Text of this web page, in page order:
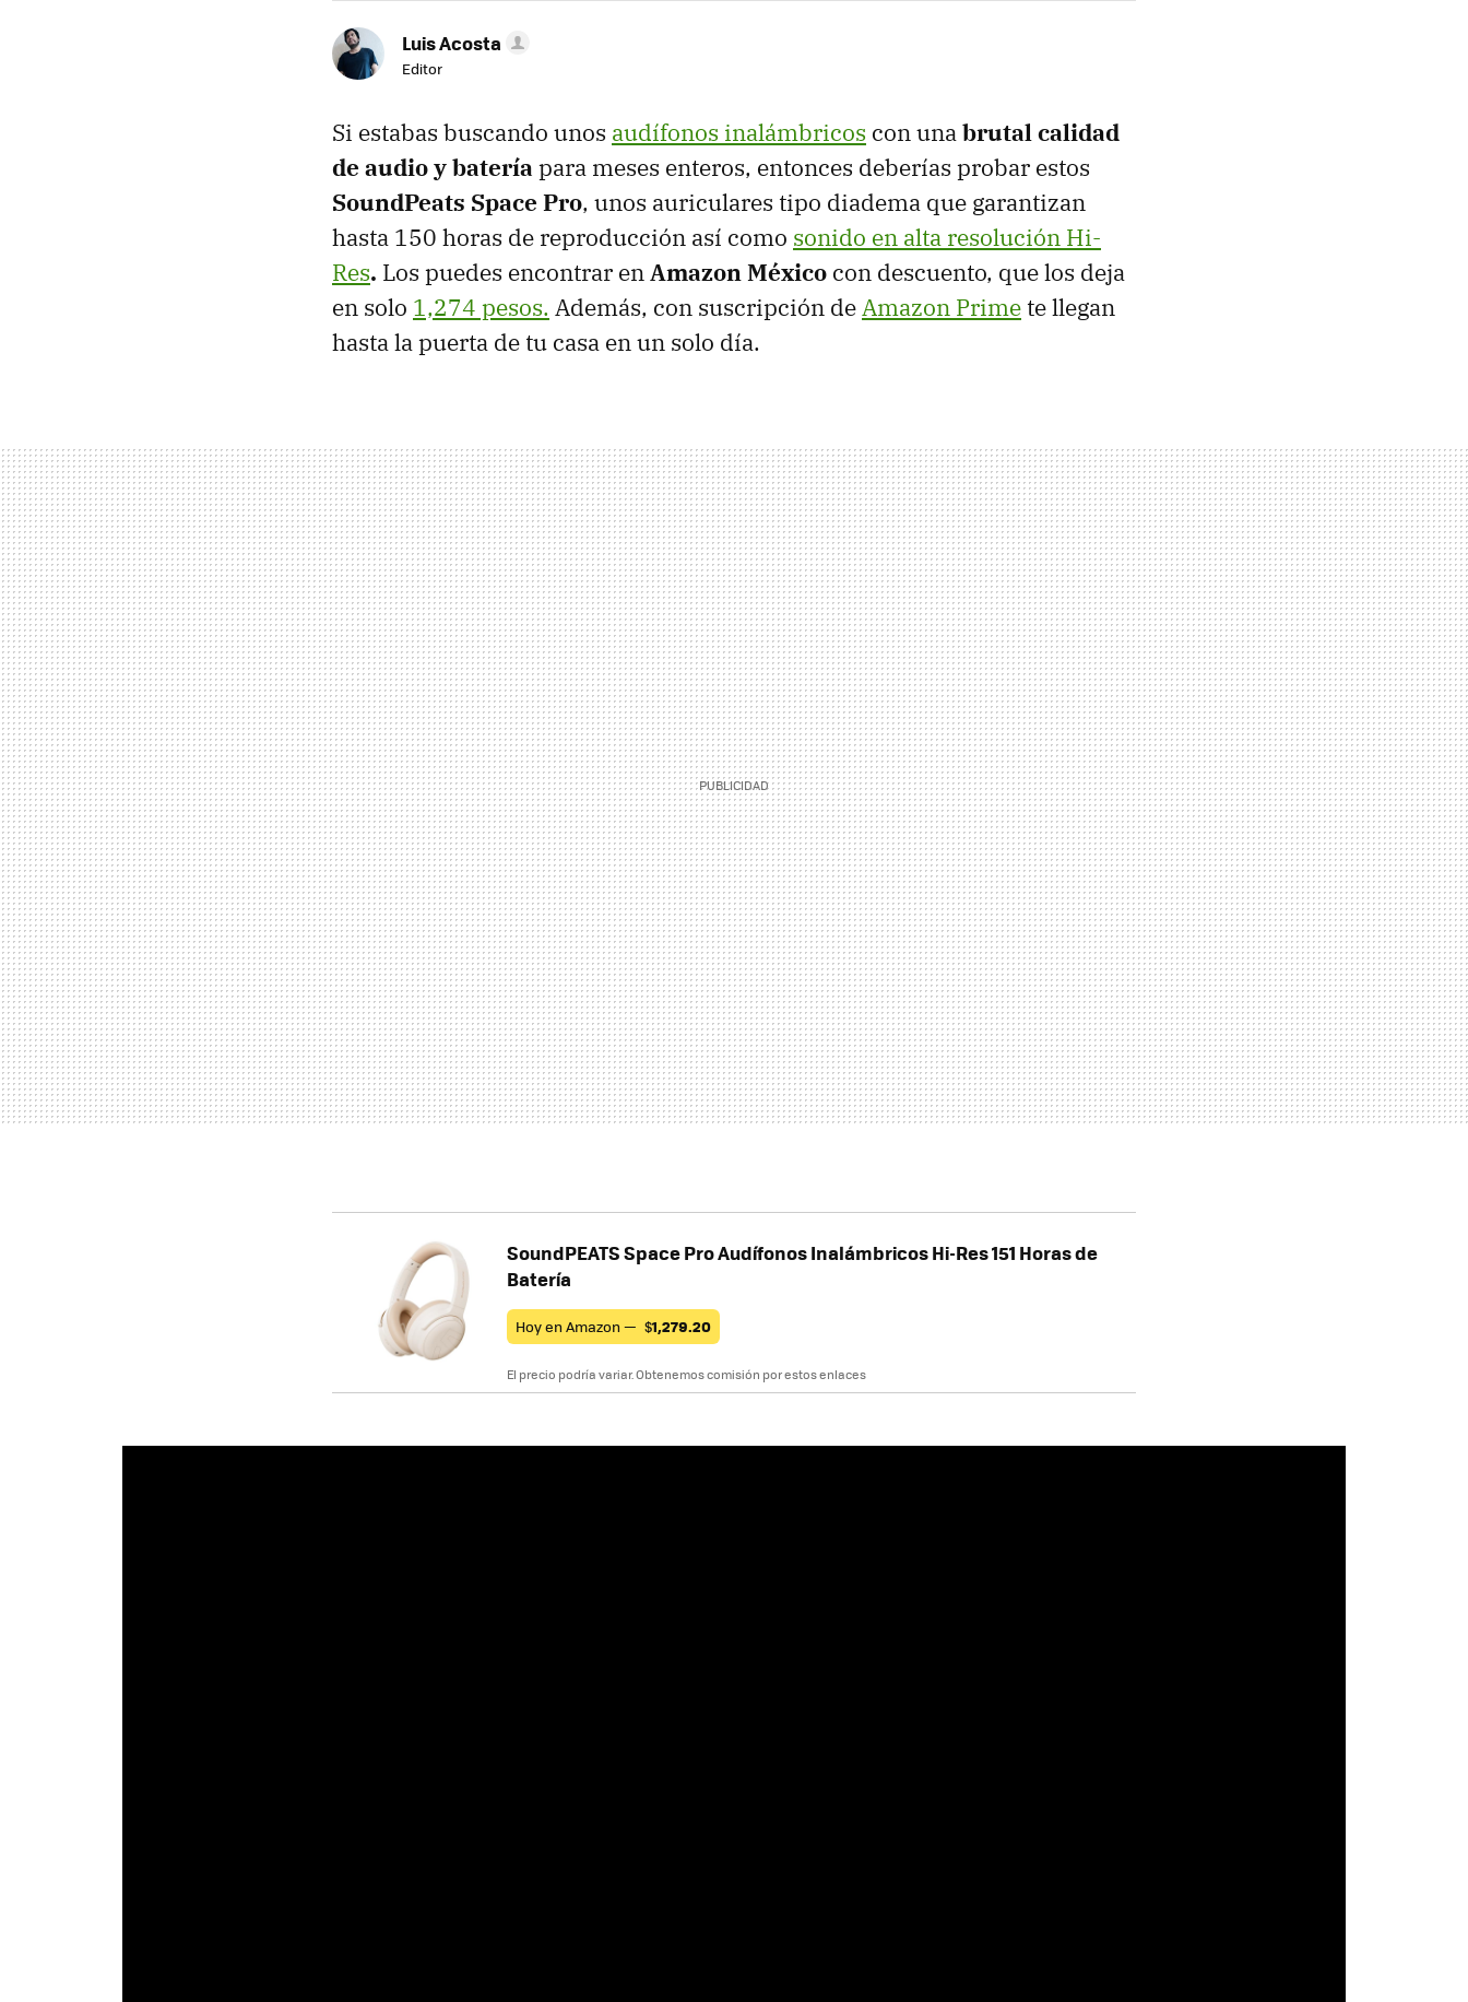
Luis Acosta
Editor
Si estabas buscando unos audífonos inalámbricos con unabrutal calidad
de audio y batería para meses enteros, entonces deberías probar estos
SoundPeats Space Pro, unos auriculares tipo diadema que garantizan
hasta 150 horas de reproducción así como sonido en alta resolución Hi-
Res. Los puedes encontrar enAmazon México con descuento, que los deja
en solo 1,274 pesos. Además, con suscripción deAmazon Prime te llegan
hasta la puerta de tu casa en un solo día.
SoundPEATS Space Pro Audífonos Inalámbricos Hi-Res 151 Horas de
Batería
Hoy en Amazon — $1,279.20
El precio podría variar. Obtenemos comisión por estos enlaces